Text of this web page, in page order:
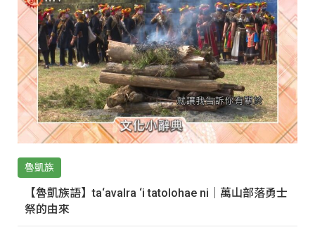
魯凱族
【魯凱族語】ta‘avalra ‘i tatolohae ni｜萬山部落勇士
祭的由來